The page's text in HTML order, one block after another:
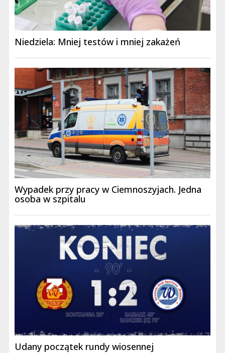
Niedziela: Mniej testów i mniej zakażeń
Wypadek przy pracy w Ciemnoszyjach. Jedna
osoba w szpitalu
Udany początek rundy wiosennej